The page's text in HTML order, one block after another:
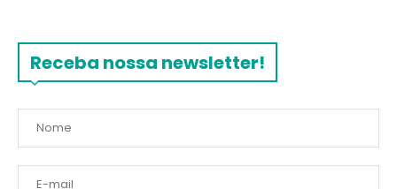
Receba nossa newsletter!